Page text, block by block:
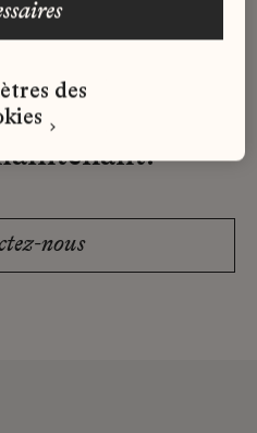
trouvé d'offre
votre profil ?
candidature
nous
des